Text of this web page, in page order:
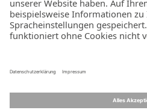
Sehr schnelle Lieferung
mit DHL Der Lieferkarton
enthielt eine hübsche
Tasche genau in der
Größe des bestellten
Kopfkissens. Das Kissen
wurde also für den